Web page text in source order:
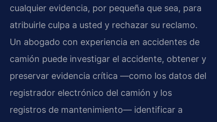
cualquier evidencia, por pequeña que sea, para
atribuirle culpa a usted y rechazar su reclamo.
Un abogado con experiencia en accidentes de
camión puede investigar el accidente, obtener y
preservar evidencia crítica —como los datos del
registrador electrónico del camión y los
registros de mantenimiento— identificar a